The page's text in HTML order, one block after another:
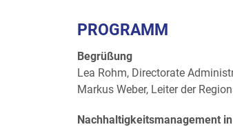
PROGRAMM
Begrüßung
Lea Rohm, Directorate
Markus Weber, Leiter der
Nachhaltigkeitsmanagement